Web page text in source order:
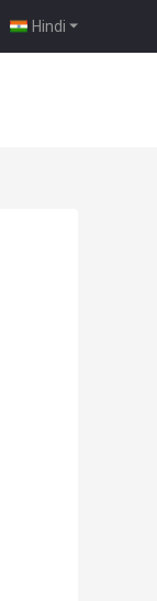
Hindi